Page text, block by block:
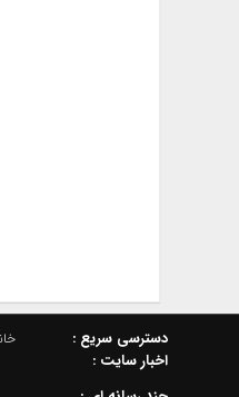
دسترسي سريع :
اخبار سایت :